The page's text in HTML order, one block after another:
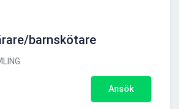
barnskötare
Ansök